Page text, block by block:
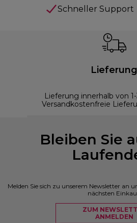
Schneller Support
Lieferung
Lieferung innerhalb von
Versandkostenfreie
Bleiben Sie
Melden Sie sich zu unserem Newsletter an
nächsten
ZUM
ANMELDEN